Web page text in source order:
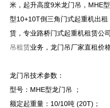
米，起升高度9米龙门吊，MHE
型10+10T倒三角门式起重机出
赁，专业路桥门式起重机租赁公
吊租赁业务，龙门吊厂家直租价
龙门吊技术参数：
型号：MHE型龙门吊 ；
额定起重量：10/10吨 (20T)；